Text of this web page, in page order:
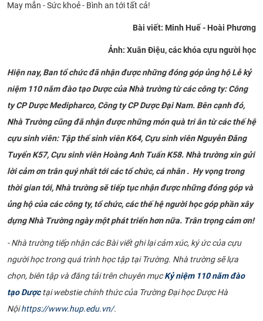
May mắn - Sức khoẻ - Bình an tới tất cả!
Bài viết: Minh Huế - Hoài Phương
Ảnh: Xuân Điệu, các khóa cựu người học
Hiện nay, Ban tổ chức đã nhận được những đóng góp ủng hộ Lễ kỷ
niệm 110 năm đào tạo Dược của Nhà trường từ các công ty: Công
ty CP Dược Medipharco, Công ty CP Dược Đại Nam. Bên cạnh đó,
Nhà Trường cũng đã nhận được những món quà tri ân từ các thế hệ
cựu sinh viên: Tập thể sinh viên K64, Cựu sinh viên Nguyễn Đăng
Tuyển K57, Cựu sinh viên Hoàng Anh Tuấn K58. Nhà trường xin gửi
lời cảm ơn trân quý nhất tới các tổ chức, cá nhân . Hy vọng trong
thời gian tới, Nhà trường sẽ tiếp tục nhận được những đóng góp và
ủng hộ của các công ty, tổ chức, các thế hệ người học góp phần xây
dựng Nhà Trường ngày một phát triển hơn nữa. Trân trọng cảm ơn!
- Nhà trường tiếp nhận các Bài viết ghi lại cảm xúc, ký ức của cựu
người học trong quá trình học tập tại Trường. Nhà trường sẽ lựa
chọn, biên tập và đăng tải trên chuyên mụcKỷ niệm 110 năm đào
tạo Dượctại webstie chính thức của Trường Đại học Dược Hà
Nộihttps://www.hup.edu.vn/.